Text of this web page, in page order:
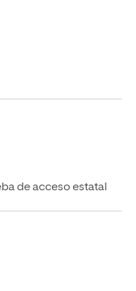
de acceso estatal